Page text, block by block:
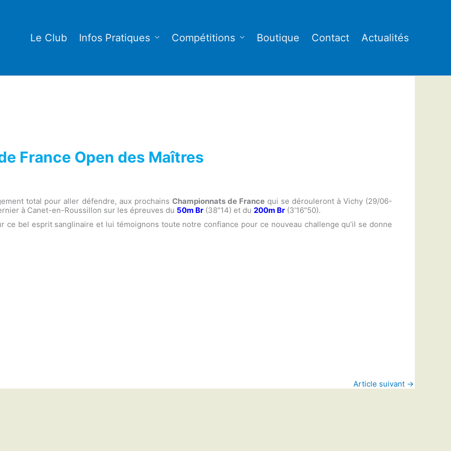
Le Club Infos Pratiques Compétitions Boutique Contact Actualités
France Open des Maîtres
total pour aller défendre, aux prochains Championnats de Francequi se dérouleront à Vichy (29/06-
à Canet-en-Roussillon sur les épreuves du 50m Br (38″14) et du 200m Br (3’16″50).
ce bel esprit sanglinaire et lui témoignons toute notre confiance pour ce nouveau challenge qu’il se donne
Article suivant →